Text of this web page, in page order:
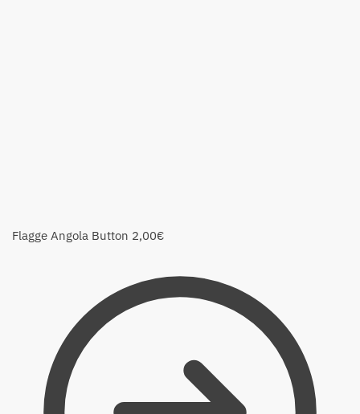
Flagge Angola Button 2,00€